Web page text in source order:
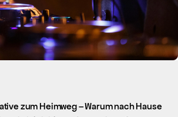
zum Heimweg – Warum nach Hause